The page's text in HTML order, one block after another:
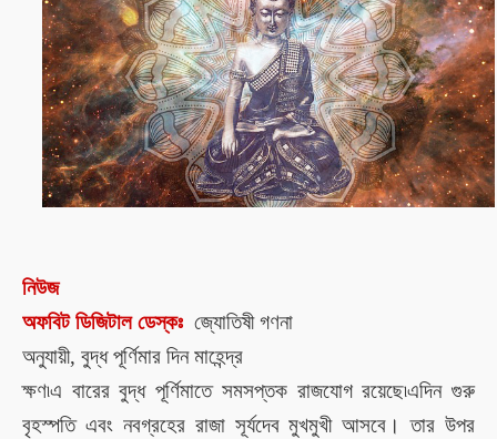
নিউজ
অফবিট ডিজিটাল ডেস্কঃ জ্যোতিষী গণনা
অনুযায়ী, বুদ্ধ পূর্ণিমার দিন মাহেন্দ্র
ক্ষণ৷এ বারের বুদ্ধ পূর্ণিমাতে সমসপ্তক রাজযোগরয়েছে৷এদিন গুরু
বৃহস্পতি এবং নবগ্রহের রাজা সূর্যদেবমুখমুখী আসবে ।তার উপর